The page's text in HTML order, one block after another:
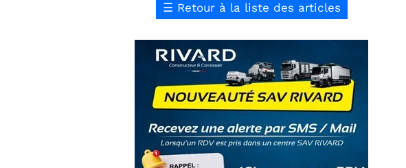
☰ Retour à la liste des articles